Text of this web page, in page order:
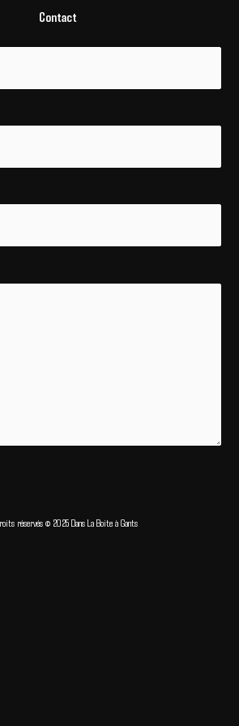
Contact
réservés © 2025 Dans La Boite à Gants